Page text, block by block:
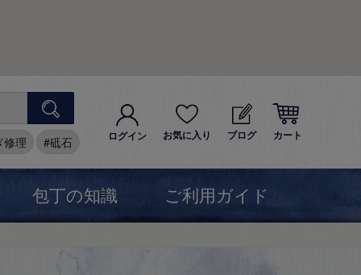
修理 砥石 ログイン お気に入り ブログ カート
包丁の知識 ご利用ガイド